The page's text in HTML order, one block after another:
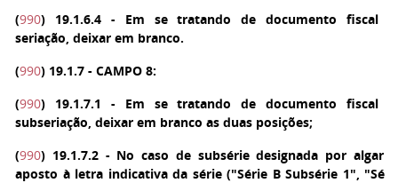
(990) 19.1.6.4 - Em se tratando de documento fiscal
seriação, deixar em branco.
(990) 19.1.7 - CAMPO 8:
(990) 19.1.7.1 - Em se tratando de documento fiscal
subseriação, deixar em branco as duas posições;
(990) 19.1.7.2 - No caso de subsérie designada por
aposto à letra indicativa da série ("Série B Subsérie 1",